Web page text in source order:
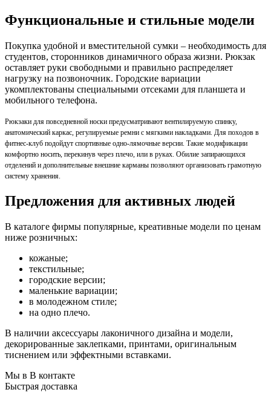
Функциональные и стильные модели
Покупка удобной и вместительной сумки – необходимость для
студентов, сторонников динамичного образа жизни. Рюкзак
оставляет руки свободными и правильно распределяет
нагрузку на позвоночник. Городские вариации
укомплектованы специальными отсеками для планшета и
мобильного телефона.
Рюкзаки для повседневной носки предусматривают вентилируемую спинку,
анатомический каркас, регулируемые ремни с мягкими накладками. Для походов в
фитнес-клуб подойдут спортивные одно-лямочные версии. Такие модификации
комфортно носить, перекинув через плечо, или в руках. Обилие запирающихся
отделений и дополнительные внешние карманы позволяют организовать грамотную
систему хранения.
Предложения для активных людей
В каталоге фирмы популярные, креативные модели по ценам
ниже розничных:
кожаные;
текстильные;
городские версии;
маленькие вариации;
в молодежном стиле;
на одно плечо.
В наличии аксессуары лаконичного дизайна и модели,
декорированные заклепками, принтами, оригинальным
тиснением или эффектными вставками.
Мы в В контакте
Быстрая доставка